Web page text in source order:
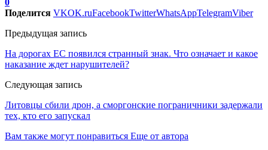
0
Поделится VKOK.ruFacebookTwitterWhatsAppTelegramViber
Предыдущая запись
На дорогах ЕС появился странный знак. Что означает и какое
наказание ждет нарушителей?
Следующая запись
Литовцы сбили дрон, а сморгонские пограничники задержали
тех, кто его запускал
Вам также могут понравиться Еще от автора